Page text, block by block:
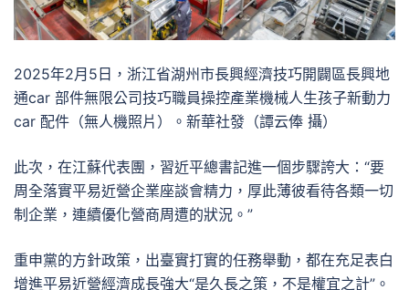
2025年2月5日，浙江省湖州市長興經濟技巧開闢區長興地
通car 部件無限公司技巧職員操控產業機械人生孩子新動力
car 配件（無人機照片）。新華社發（譚云俸 攝）
此次，在江蘇代表團，習近平總書記進一個步驟誇大：“要
周全落實平易近營企業座談會精力，厚此薄彼看待各類一切
制企業，連續優化營商周遭的狀況。”
重申黨的方針政策，出臺實打實的任務舉動，都在充足表白
增進平易近營經濟成長強大“是久長之策，不是權宜之計”。